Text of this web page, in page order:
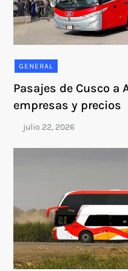
GENERAL
Pasajes de Cusco a
empresas y precios